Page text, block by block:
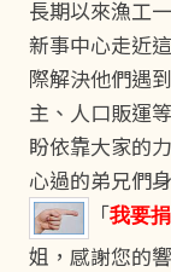
長期以來漁工
新事中心走近
際解決他們遇
主、人口販運
盼依靠大家的
心過的弟兄們
「我要
姐，感謝您的